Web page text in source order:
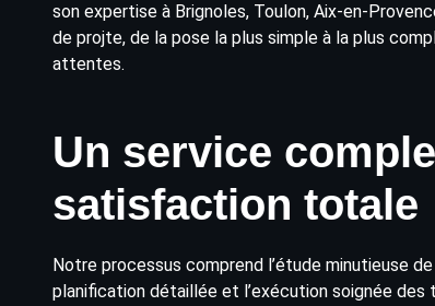
son expertise à Brignoles, Toulon, Aix-en-
de projte, de la pose la plus simple à la plus
attentes.
Un service
satisfaction totale
Notre processus comprend l’étude minutieuse
planification détaillée et l’exécution soignée des